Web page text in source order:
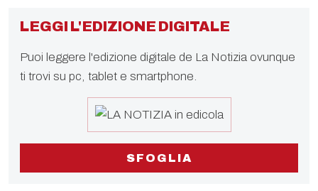
LEGGI L'EDIZIONE DIGITALE
Puoi leggere l'edizione digitale de La Notizia ovunque
ti trovi su pc, tablet e smartphone.
SFOGLIA